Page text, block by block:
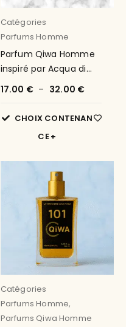
Catégories
Parfums Homme
Parfum Qiwa Homme
inspiré par Acqua di
Sale de Profumum
17.00 € – 32.00 €
CHOIX CONTENAN
CE
Catégories
Parfums Homme,
Parfums Qiwa Homme